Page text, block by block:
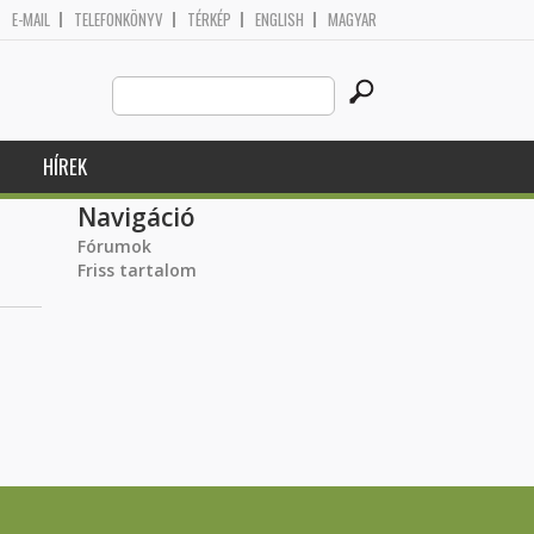
E-MAIL TELEFONKÖNYV TÉRKÉP ENGLISH MAGYAR
Search
this
site
HÍREK
Navigáció
Fórumok
Friss tartalom